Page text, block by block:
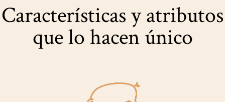
Características y atributos
que lo hacen único